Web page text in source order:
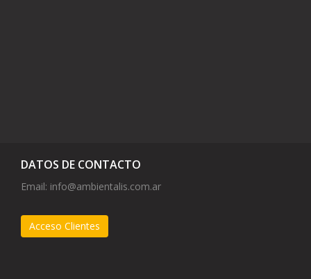
DATOS DE CONTACTO
Email: info@ambientalis.com.ar
Acceso Clientes